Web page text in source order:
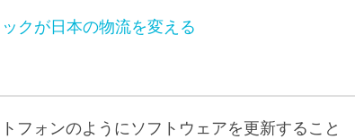
クが日本の物流を変える
フォンのようにソフトウェアを更新すること